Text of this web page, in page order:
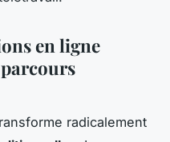
en ligne
radicalement